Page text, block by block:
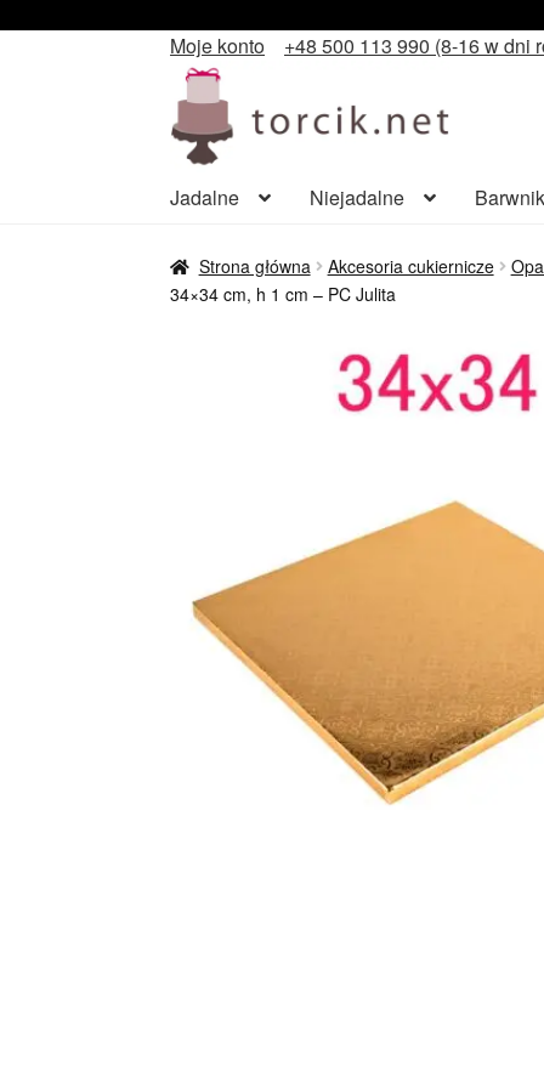
Moje konto
+48 500 113 990 (8-16 w dni
Przejdź
do
nawigacji
Przejdź
do
treści
Jadalne Niejadalne
Strona główna Akcesoria cukiernicze
34×34 cm, h 1 cm – PC Julita